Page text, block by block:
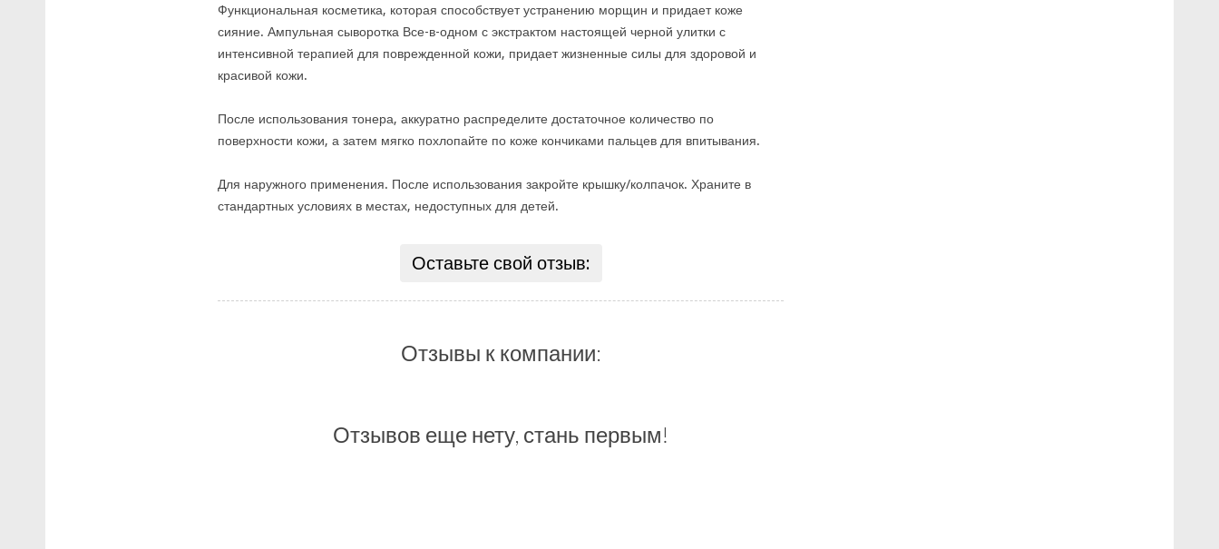
Функциональная косметика, которая способствует устранению морщин и придает коже
сияние. Ампульная сыворотка Все-в-одном с экстрактом настоящей черной улитки с
интенсивной терапией для поврежденной кожи, придает жизненные силы для здоровой и
красивой кожи.
После использования тонера, аккуратно распределите достаточное количество по
поверхности кожи, а затем мягко похлопайте по коже кончиками пальцев для впитывания.
Для наружного применения. После использования закройте крышку/колпачок. Храните в
стандартных условиях в местах, недоступных для детей.
Оставьте свой отзыв:
Отзывы к компании:
Отзывов еще нету, стань первым!